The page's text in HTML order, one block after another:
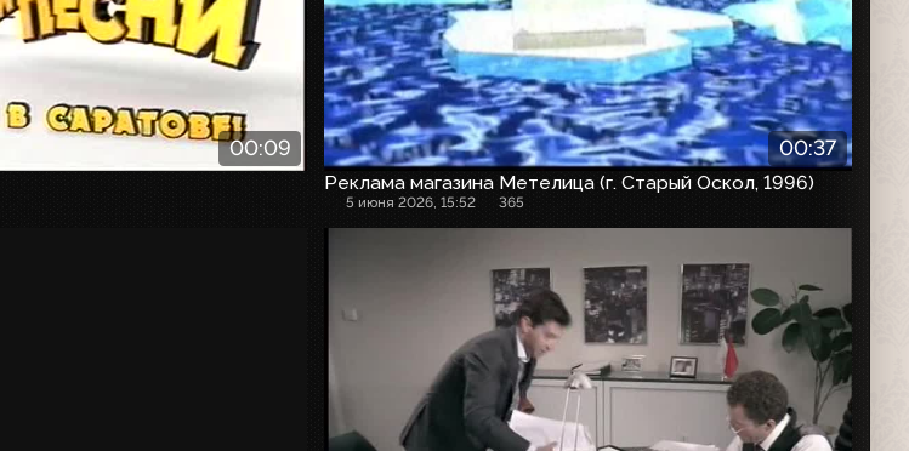
00:09 00:37
Реклама магазина Метелица (г. Старый Оскол, 1996)
5 июня 2026, 15:52 365